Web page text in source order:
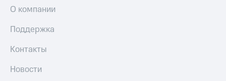
О компании
Поддержка
Контакты
Новости